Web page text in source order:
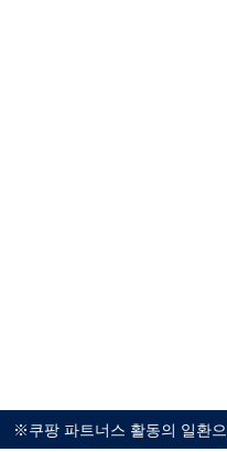
※쿠팡 파트너스 활동의 일환